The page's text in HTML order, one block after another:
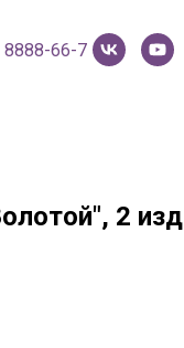
8888-66-7
2 изд